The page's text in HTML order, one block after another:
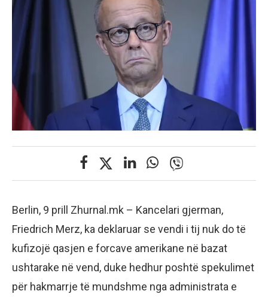
Berlin, 9 prill Zhurnal.mk – Kancelari gjerman,
Friedrich Merz, ka deklaruar se vendi i tij nuk do të
kufizojë qasjen e forcave amerikane në bazat
ushtarake në vend, duke hedhur poshtë spekulimet
për hakmarrje të mundshme nga administrata e